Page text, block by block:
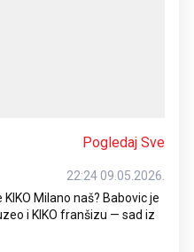
Pogledaj Sve
22:24 09.05.2026.
Milano naš? Babovic je
i KIKO franšizu — sad iz